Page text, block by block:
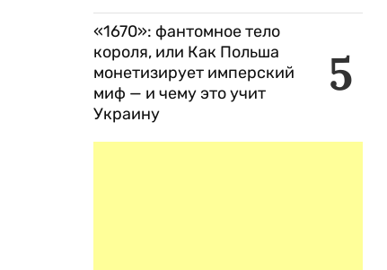
5
«1670»: фантомное тело
короля, или Как Польша
монетизирует имперский
миф — и чему это учит
Украину